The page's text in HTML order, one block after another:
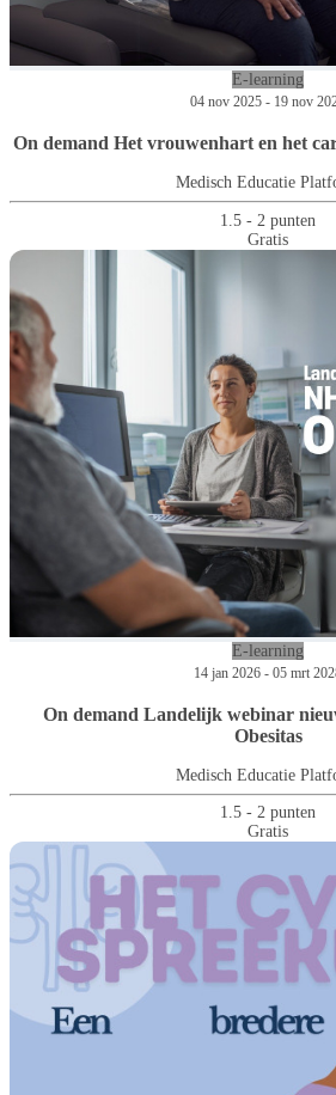
E-learning
04 nov 2025 - 19 nov
On demand Het vrouwenhart en het
Medisch Educatie
1.5 - 2 punten
Gratis
E-learning
14 jan 2026 - 05 mrt
On demand Landelijk webinar
Obesitas
Medisch Educatie
1.5 - 2 punten
Gratis